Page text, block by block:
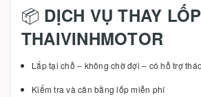
📦 DỊCH VỤ THAY
THAIVINHMOTOR
Lắp tại chỗ – không chờ đợi – có hỗ trợ
Kiểm tra và cân bằng lốp miễn phí